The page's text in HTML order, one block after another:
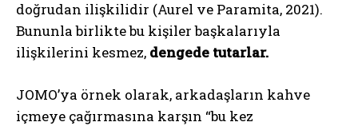
doğrudan ilişkilidir (Aurel ve Paramita, 2021).
Bununla birlikte bu kişiler başkalarıyla
ilişkilerini kesmez, dengede tutarlar.
JOMO’ya örnek olarak, arkadaşların kahve
içmeye çağırmasına karşın “bu kez